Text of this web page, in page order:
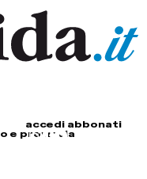
accedi abbonati
e provincia